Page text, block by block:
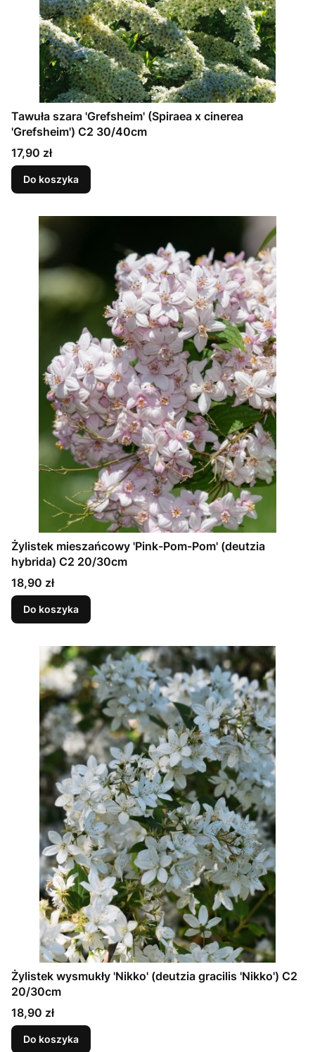
Tawuła szara 'Grefsheim' (Spiraea x cinerea
'Grefsheim') C2 30/40cm
Cena
17,90 zł
Do koszyka
Żylistek mieszańcowy 'Pink-Pom-Pom' (deutzia
hybrida) C2 20/30cm
Cena
18,90 zł
Do koszyka
Żylistek wysmukły 'Nikko' (deutzia gracilis 'Nikko') C2
20/30cm
Cena
18,90 zł
Do koszyka